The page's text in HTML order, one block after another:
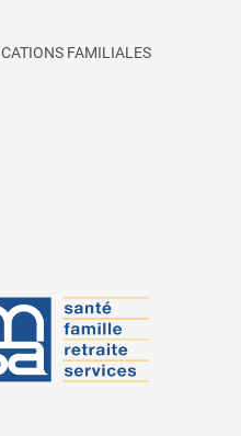
FAMILIALES